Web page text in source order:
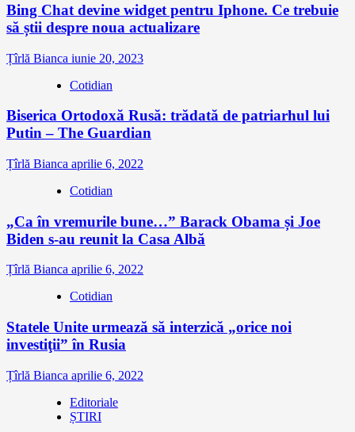
Bing Chat devine widget pentru Iphone. Ce trebuie
să știi despre noua actualizare
Țîrlă Bianca iunie 20, 2023
Cotidian
Biserica Ortodoxă Rusă: trădată de patriarhul lui
Putin – The Guardian
Țîrlă Bianca aprilie 6, 2022
Cotidian
„Ca în vremurile bune…” Barack Obama și Joe
Biden s-au reunit la Casa Albă
Țîrlă Bianca aprilie 6, 2022
Cotidian
Statele Unite urmează să interzică „orice noi
investiţii” în Rusia
Țîrlă Bianca aprilie 6, 2022
Editoriale
ȘTIRI